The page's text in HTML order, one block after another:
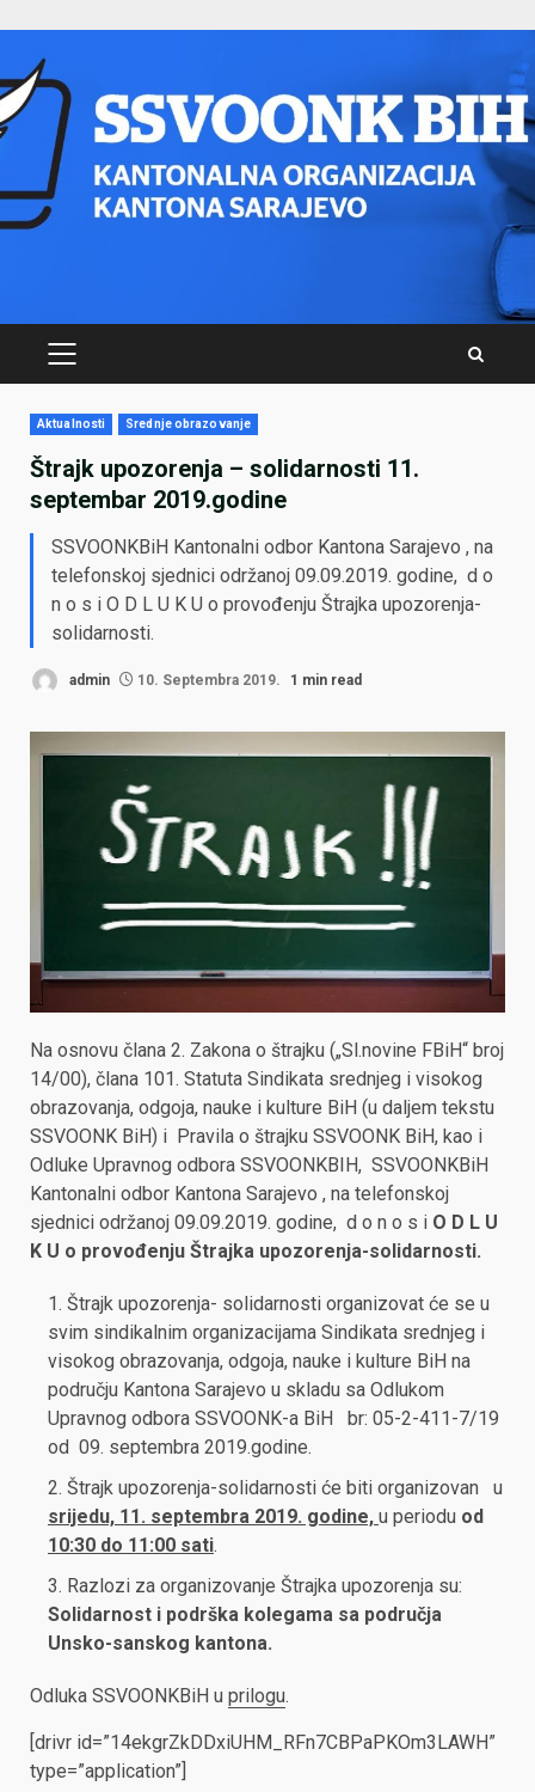
content
PRIMARY
Aktualnosti Srednje obrazovanje
Štrajk upozorenja – solidarnosti 11.
septembar 2019.godine
SSVOONKBiH Kantonalni odbor Kantona Sarajevo , na
telefonskoj sjednici održanoj 09.09.2019. godine, d o
n o s i O D L U K U o provođenju Štrajka upozorenja-
solidarnosti.
admin 10. Septembra 2019. 1 min read
Na osnovu člana 2. Zakona o štrajku („Sl.novine FBiH“ broj
14/00), člana 101. Statuta Sindikata srednjeg i visokog
obrazovanja, odgoja, nauke i kulture BiH (u daljem tekstu
SSVOONK BiH) i Pravila o štrajku SSVOONK BiH, kao i
Odluke Upravnog odbora SSVOONKBIH, SSVOONKBiH
Kantonalni odbor Kantona Sarajevo , na telefonskoj
sjednici održanoj 09.09.2019. godine, d o n o s i O D L U
K U o provođenju Štrajka upozorenja-solidarnosti.
Štrajk upozorenja- solidarnosti organizovat će se u
svim sindikalnim organizacijama Sindikata srednjeg i
visokog obrazovanja, odgoja, nauke i kulture BiH na
području Kantona Sarajevo u skladu sa Odlukom
Upravnog odbora SSVOONK-a BiH br: 05-2-411-7/19
od 09. septembra 2019.godine.
Štrajk upozorenja-solidarnosti će biti organizovan u
srijedu, 11. septembra 2019. godine, u periodu od
10:30 do 11:00 sati.
Razlozi za organizovanje Štrajka upozorenja su:
Solidarnost i podrška kolegama sa područja
Unsko-sanskog kantona.
Odluka SSVOONKBiH u prilogu.
[drivr id=”14ekgrZkDDxiUHM_RFn7CBPaPKOm3LAWH”
type=”application”]